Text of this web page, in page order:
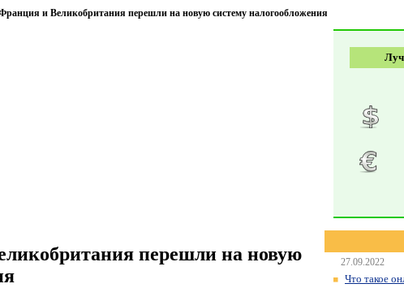
и Великобритания перешли на новую систему налогообложения
перешли на новую
27.09.2022
Что такое